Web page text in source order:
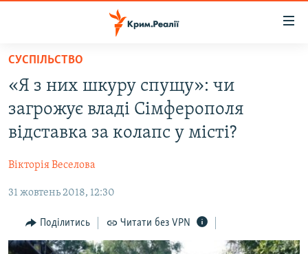
Перейти
основного
матеріалу
Перейти
до
основної
навігації
Перейти
пошуку
ВІДЕО ТА ФОТО
БЛОГИ
ПОГЛЯД
ІНТЕРВ'Ю
ВСЕ ЗА ДЕНЬ
СУСПІЛЬСТВО
«Я з них шкуру спущу»: чи
загрожує владі Сімферополя
відставка за колапс у місті?
Вікторія Веселова
31 жовтень 2018, 12:30
Поділитись Читати без VPN